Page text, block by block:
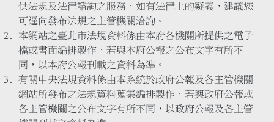
供法規及法律諮詢之服務，如有法律上的疑義，建議您
可逕向發布法規之主管機關洽詢。
本網站之臺北市法規資料係由本府各機關所提供之電子
檔或書面編排製作，若與本府公報之公布文字有所不
同，以本府公報刊載之資料為準。
有關中央法規資料係由本系統於政府公報及各主管機關
網站所發布之法規資料蒐集編排製作，若與政府公報或
各主管機關之公布文字有所不同，以政府公報及各主管